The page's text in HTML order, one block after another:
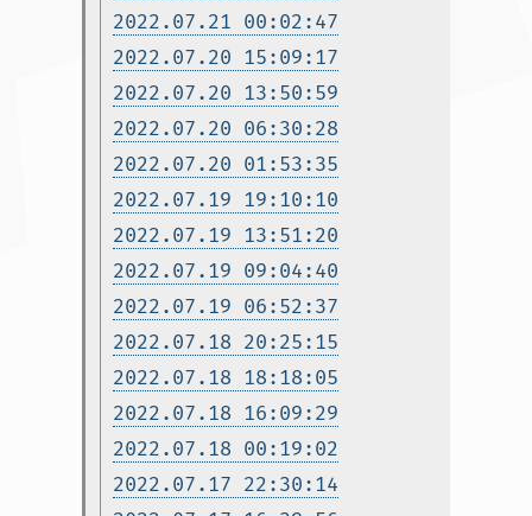
2022.07.21 00:02:47
2022.07.20 15:09:17
2022.07.20 13:50:59
2022.07.20 06:30:28
2022.07.20 01:53:35
2022.07.19 19:10:10
2022.07.19 13:51:20
2022.07.19 09:04:40
2022.07.19 06:52:37
2022.07.18 20:25:15
2022.07.18 18:18:05
2022.07.18 16:09:29
2022.07.18 00:19:02
2022.07.17 22:30:14